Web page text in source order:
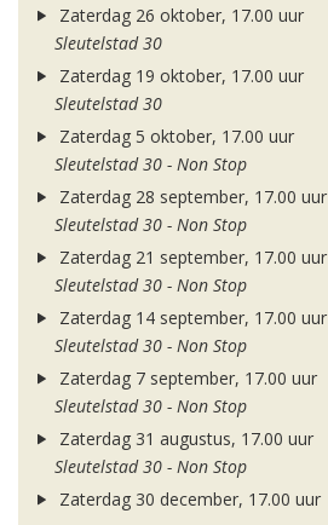
Zaterdag 26 oktober, 17.00 uur
Sleutelstad 30
Zaterdag 19 oktober, 17.00 uur
Sleutelstad 30
Zaterdag 5 oktober, 17.00 uur
Sleutelstad 30 - Non Stop
Zaterdag 28 september, 17.00 uur
Sleutelstad 30 - Non Stop
Zaterdag 21 september, 17.00 uur
Sleutelstad 30 - Non Stop
Zaterdag 14 september, 17.00 uur
Sleutelstad 30 - Non Stop
Zaterdag 7 september, 17.00 uur
Sleutelstad 30 - Non Stop
Zaterdag 31 augustus, 17.00 uur
Sleutelstad 30 - Non Stop
Zaterdag 30 december, 17.00 uur